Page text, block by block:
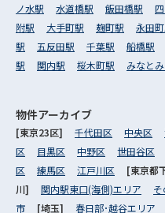
ノ水駅
水道橋駅 飯田橋駅
附駅
大手町駅 麹町駅 永田
駅
五反田駅 千葉駅 船橋駅
駅
関内駅 桜木町駅 みなと
物件アーカイブ
[東京23区] 千代田区 中央区
区
目黒区 中野区 世田谷区
区
練馬区 江戸川区 [東京
川] 関内駅東口(海側)エリア
市
[埼玉] 春日部･越谷エリア